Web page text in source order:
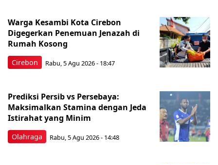
Cirebon
Warga Kesambi Kota Cirebon
Digegerkan Penemuan Jenazah di
Rumah Kosong
Rabu, 5 Agu 2026 - 18:47
Olahraga
Prediksi Persib vs Persebaya:
Maksimalkan Stamina dengan Jeda
Istirahat yang Minim
Rabu, 5 Agu 2026 - 14:48